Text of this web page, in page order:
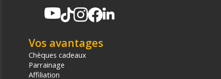
Vos avantages
Chèques cadeaux
Parrainage
Affiliation